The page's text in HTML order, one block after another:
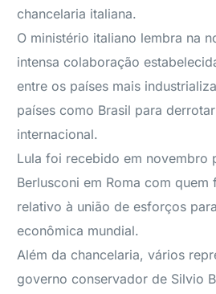
chancelaria italiana.
O ministério italiano lembra na
intensa colaboração
entre os países mais
países como Brasil para
internacional.
Lula foi recebido em novembro
Berlusconi em Roma com quem
relativo à união de esforços
econômica mundial.
Além da chancelaria, vários
governo conservador de Silvio